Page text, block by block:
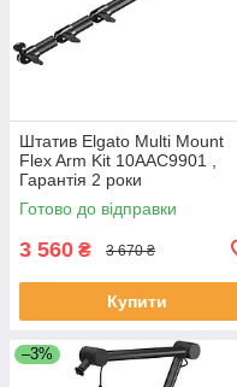
Штатив Elgato Multi Mount
Flex Arm Kit 10AAC9901 ,
Гарантія 2 роки
Готово до відправки
3 560 ₴ 3 670 ₴
Купити
–3%